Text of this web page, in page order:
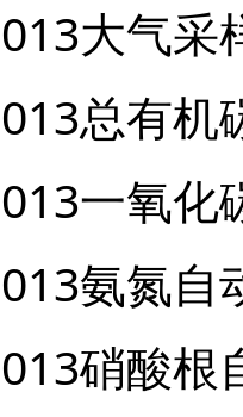
大气
总有
一氧
氨氮
硝酸